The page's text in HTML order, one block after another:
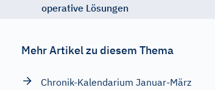
operative Lösungen
Mehr Artikel zu diesem Thema
Chronik-Kalendarium Januar-März